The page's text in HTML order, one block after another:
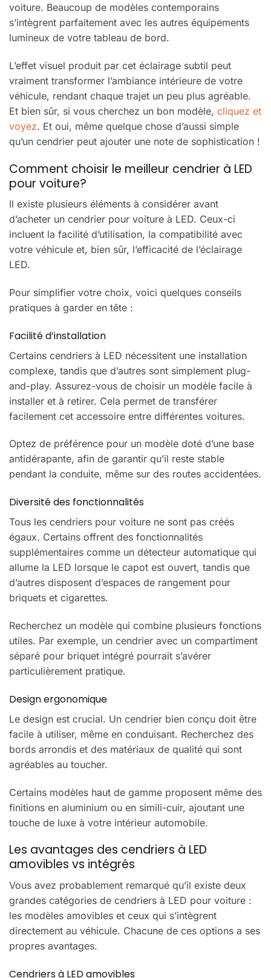
voiture. Beaucoup de modèles contemporains
s’intègrent parfaitement avec les autres équipements
lumineux de votre tableau de bord.
L’effet visuel produit par cet éclairage subtil peut
vraiment transformer l’ambiance intérieure de votre
véhicule, rendant chaque trajet un peu plus agréable.
Et bien sûr, si vous cherchez un bon modèle, cliquez et
voyez. Et oui, même quelque chose d’aussi simple
qu’un cendrier peut ajouter une note de sophistication !
Comment choisir le meilleur cendrier à LED
pour voiture?
Il existe plusieurs éléments à considérer avant
d’acheter un cendrier pour voiture à LED. Ceux-ci
incluent la facilité d’utilisation, la compatibilité avec
votre véhicule et, bien sûr, l’efficacité de l’éclairage
LED.
Pour simplifier votre choix, voici quelques conseils
pratiques à garder en tête :
Facilité d’installation
Certains cendriers à LED nécessitent une installation
complexe, tandis que d’autres sont simplement plug-
and-play. Assurez-vous de choisir un modèle facile à
installer et à retirer. Cela permet de transférer
facilement cet accessoire entre différentes voitures.
Optez de préférence pour un modèle doté d’une base
antidérapante, afin de garantir qu’il reste stable
pendant la conduite, même sur des routes accidentées.
Diversité des fonctionnalités
Tous les cendriers pour voiture ne sont pas créés
égaux. Certains offrent des fonctionnalités
supplémentaires comme un détecteur automatique qui
allume la LED lorsque le capot est ouvert, tandis que
d’autres disposent d’espaces de rangement pour
briquets et cigarettes.
Recherchez un modèle qui combine plusieurs fonctions
utiles. Par exemple, un cendrier avec un compartiment
séparé pour briquet intégré pourrait s’avérer
particulièrement pratique.
Design ergonomique
Le design est crucial. Un cendrier bien conçu doit être
facile à utiliser, même en conduisant. Recherchez des
bords arrondis et des matériaux de qualité qui sont
agréables au toucher.
Certains modèles haut de gamme proposent même des
finitions en aluminium ou en simili-cuir, ajoutant une
touche de luxe à votre intérieur automobile.
Les avantages des cendriers à LED
amovibles vs intégrés
Vous avez probablement remarqué qu’il existe deux
grandes catégories de cendriers à LED pour voiture :
les modèles amovibles et ceux qui s’intègrent
directement au véhicule. Chacune de ces options a ses
propres avantages.
Cendriers à LED amovibles